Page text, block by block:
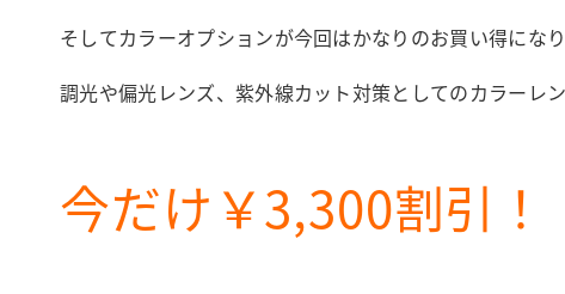
そしてカラーオプションが今回はかなりのお買い得になり
調光や偏光レンズ、紫外線カット対策としてのカラーレ
今だけ￥3,300割引！